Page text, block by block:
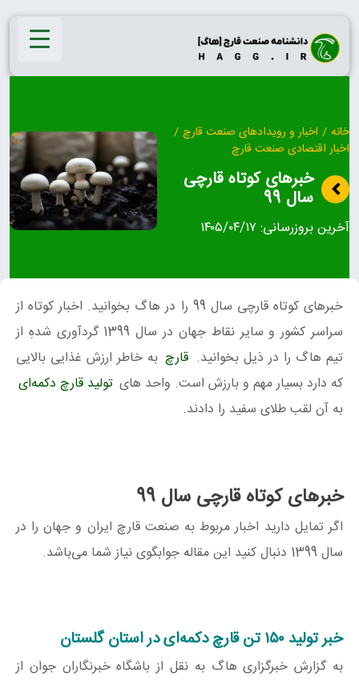
Skip
content
خانه / اخبار و رویدادهای صنعت قارچ /
اخبار اقتصادی صنعت قارچ
خبرهای کوتاه قارچی
سال 99
آخرین بروزرسانی: ۱۴۰۵/۰۴/۱۷
خبرهای کوتاه قارچی سال 99 را در هاگ بخوانید. اخبار کوتاه از
سراسر کشور و سایر نقاط جهان در سال 1399 گردآوری شدهِ از
تیم هاگ را در ذیل بخوانید. قارچ به خاطر ارزش غذایی بالایی
که دارد بسیار مهم و بارزش است. واحد های تولید قارچ دکمه‌ای
به آن لقب طلای سفید را دادند.
خبرهای کوتاه قارچی سال 99
اگر تمایل دارید اخبار مربوط به صنعت قارچ ایران و جهان را در
سال 1399 دنبال کنید این مقاله جوابگوی نیاز شما می‌باشد.
خبر تولید ۱۵۰ تن قارچ دکمه‌ای در استان گلستان
به گزارش خبرگزاری هاگ به نقل از باشگاه خبرنگاران جوان از